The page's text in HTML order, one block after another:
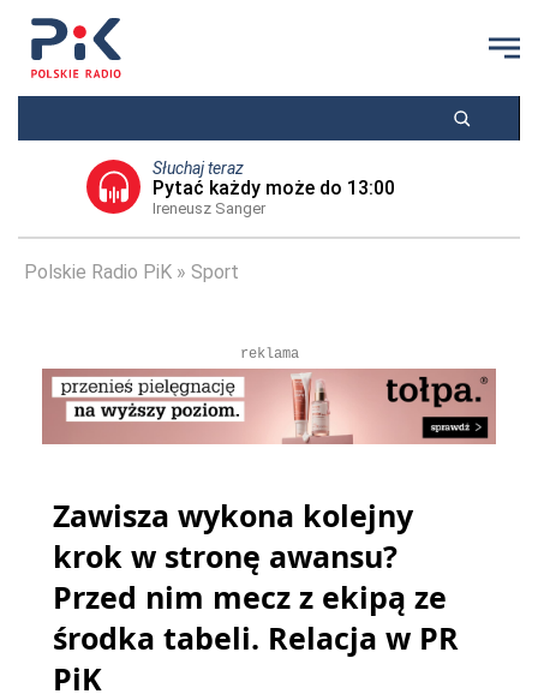
Słuchaj teraz
Pytać każdy może do 13:00
Ireneusz Sanger
Polskie Radio PiK Sport
reklama
Zawisza wykona kolejny
krok w stronę awansu?
Przed nim mecz z ekipą ze
środka tabeli. Relacja w PR
PiK